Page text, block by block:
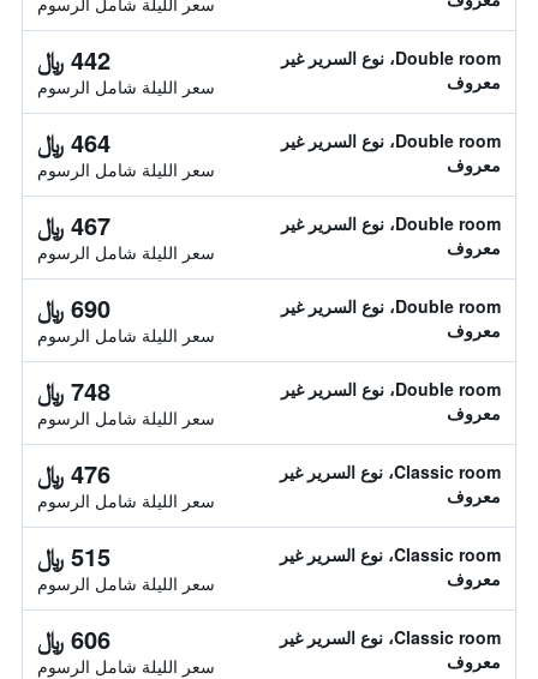
Double room، نوع السرير غير
معروف
442 ﷼
سعر الليلة شامل الرسوم
Double room، نوع السرير غير
معروف
464 ﷼
سعر الليلة شامل الرسوم
Double room، نوع السرير غير
معروف
467 ﷼
سعر الليلة شامل الرسوم
Double room، نوع السرير غير
معروف
690 ﷼
سعر الليلة شامل الرسوم
Double room، نوع السرير غير
معروف
748 ﷼
سعر الليلة شامل الرسوم
Classic room، نوع السرير غير
معروف
476 ﷼
سعر الليلة شامل الرسوم
Classic room، نوع السرير غير
معروف
515 ﷼
سعر الليلة شامل الرسوم
Classic room، نوع السرير غير
معروف
606 ﷼
سعر الليلة شامل الرسوم